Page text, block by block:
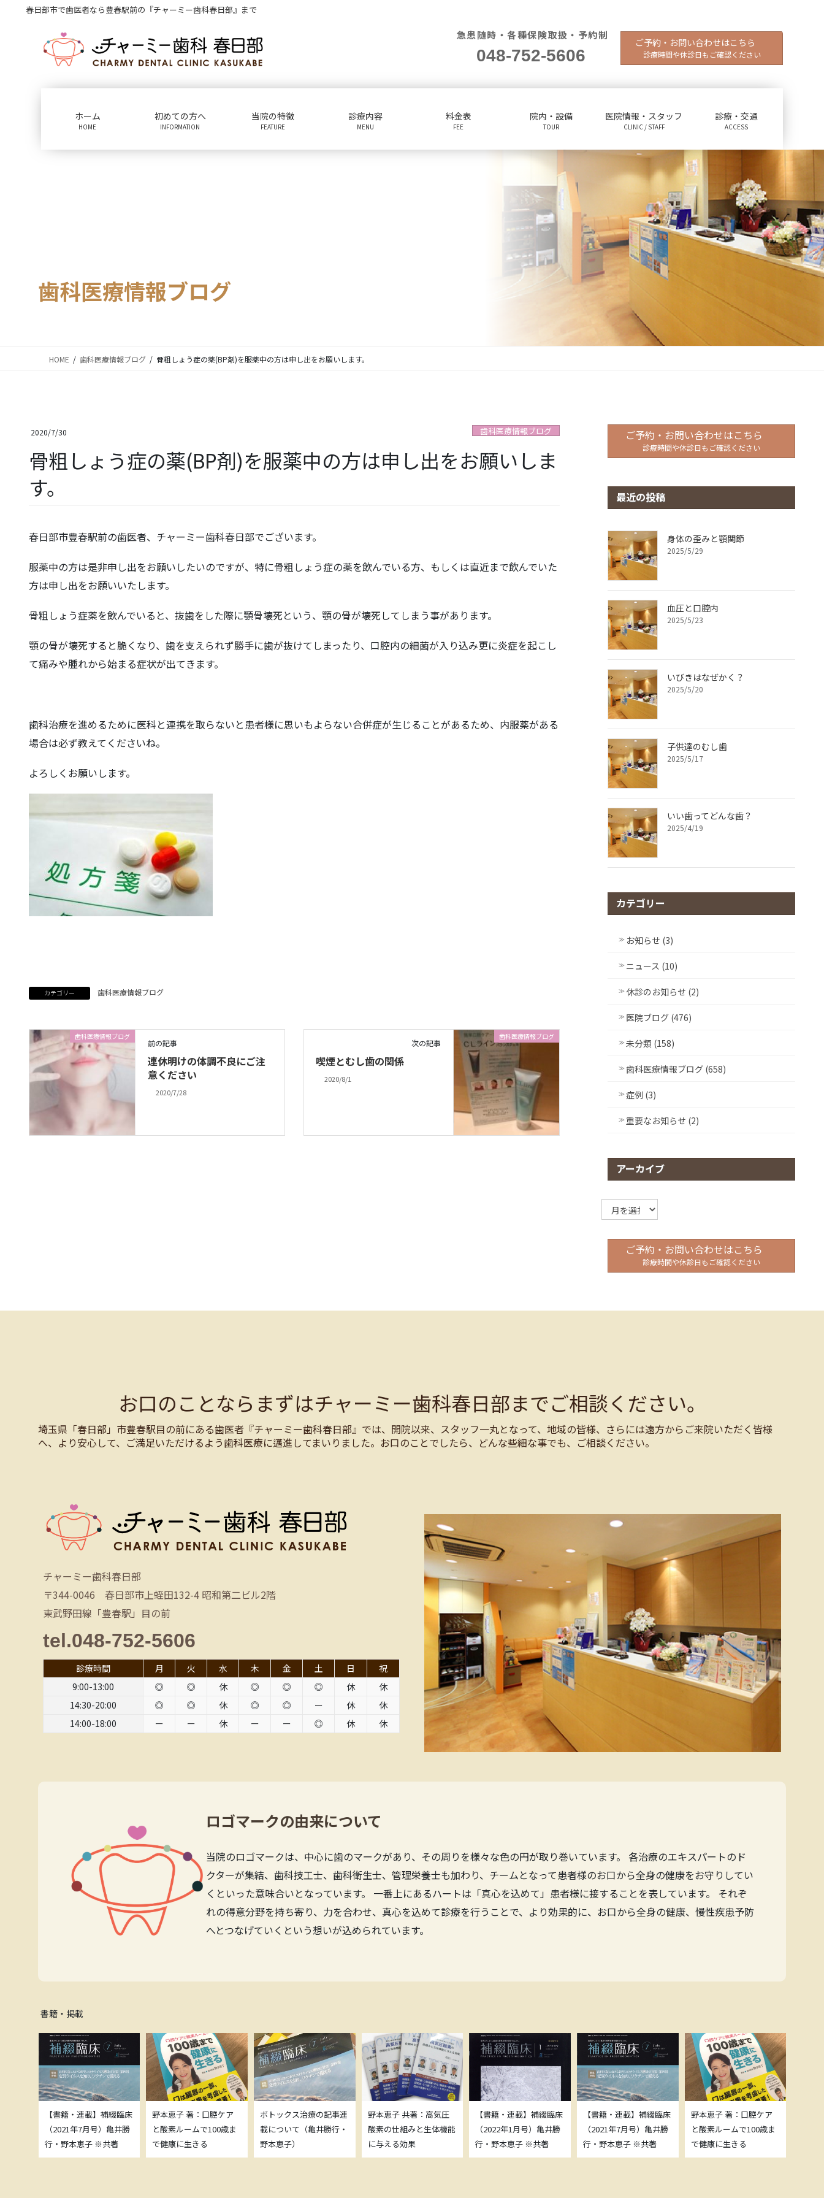
春日部市で歯医者なら豊春駅前の『チャーミー歯科春日部』まで
急患随時・各種保険取扱・予約制
048-752-5606
ご予約・お問い合わせはこちら
診療時間や休診日もご確認ください
ホーム
HOME
初めての方へ
INFORMATION
当院の特徴
FEATURE
診療内容
MENU
料金表
FEE
院内・設備
TOUR
医院情報・スタッフ
CLINIC / STAFF
診療・交通
ACCESS
歯科医療情報ブログ
HOME 歯科医療情報ブログ 骨粗しょう症の薬(BP剤)を服薬中の方は申し出をお願いします。
2020/7/30 歯科医療情報ブログ
骨粗しょう症の薬(BP剤)を服薬中の方は申し出をお願いしま
す。
春日部市豊春駅前の歯医者、チャーミー歯科春日部でございます。
服薬中の方は是非申し出をお願いしたいのですが、特に骨粗しょう症の薬を飲んでいる方、もしくは直近まで飲んでいた
方は申し出をお願いいたします。
骨粗しょう症薬を飲んでいると、抜歯をした際に顎骨壊死という、顎の骨が壊死してしまう事があります。
顎の骨が壊死すると脆くなり、歯を支えられず勝手に歯が抜けてしまったり、口腔内の細菌が入り込み更に炎症を起こし
て痛みや腫れから始まる症状が出てきます。
歯科治療を進めるために医科と連携を取らないと患者様に思いもよらない合併症が生じることがあるため、内服薬がある
場合は必ず教えてくださいね。
よろしくお願いします。
カテゴリー 歯科医療情報ブログ
歯科医療情報ブログ
前の記事
連休明けの体調不良にご注
意ください
2020/7/28
歯科医療情報ブログ
次の記事
喫煙とむし歯の関係
2020/8/1
ご予約・お問い合わせはこちら
診療時間や休診日もご確認ください
最近の投稿
身体の歪みと顎関節
2025/5/29
血圧と口腔内
2025/5/23
いびきはなぜかく？
2025/5/20
子供達のむし歯
2025/5/17
いい歯ってどんな歯？
2025/4/19
カテゴリー
お知らせ (3)
ニュース (10)
休診のお知らせ (2)
医院ブログ (476)
未分類 (158)
歯科医療情報ブログ (658)
症例 (3)
重要なお知らせ (2)
アーカイブ
ア
ー
イ
ご予約・お問い合わせはこちら
診療時間や休診日もご確認ください
お口のことならまずはチャーミー歯科春日部までご相談ください。
埼玉県「春日部」市豊春駅目の前にある歯医者『チャーミー歯科春日部』では、開院以来、スタッフ一丸となって、地域の皆様、さらには遠方からご来院いただく皆様
へ、より安心して、ご満足いただけるよう歯科医療に邁進してまいりました。お口のことでしたら、どんな些細な事でも、ご相談ください。
チャーミー歯科春日部
〒344-0046 春日部市上蛭田132-4 昭和第二ビル2階
東武野田線「豊春駅」目の前
tel.048-752-5606
診療時間 月 火 水 木 金 土 日
祝
9:00-13:00
◎ ◎ 休 ◎ ◎ ◎ 休
休
14:30-20:00
◎ ◎ 休 ◎ ◎ ー 休
休
14:00-18:00
ー ー 休 ー ー ◎ 休 休
ロゴマークの由来について
当院のロゴマークは、中心に歯のマークがあり、その周りを様々な色の円が取り巻いています。 各治療のエキスパートのド
クターが集結、歯科技工士、歯科衛生士、管理栄養士も加わり、チームとなって患者様のお口から全身の健康をお守りしてい
くといった意味合いとなっています。 一番上にあるハートは「真心を込めて」患者様に接することを表しています。 それぞ
れの得意分野を持ち寄り、力を合わせ、真心を込めて診療を行うことで、より効果的に、お口から全身の健康、慢性疾患予防
へとつなげていくという想いが込められています。
書籍・掲載
【書籍・連載】補綴臨床
（2021年7月号）亀井勝
行・野本恵子 ※共著
野本恵子 著：口腔ケア
と酸素ルームで100歳ま
で健康に生きる
ボトックス治療の記事連
載について（亀井勝行・
野本恵子）
野本恵子 共著：高気圧
酸素の仕組みと生体機能
に与える効果
【書籍・連載】補綴臨床
（2022年1月号）亀井勝
行・野本恵子 ※共著
【書籍・連載】補綴臨床
（2021年7月号）亀井勝
行・野本恵子 ※共著
野本恵子 著：口腔ケア
と酸素ルームで100歳ま
で健康に生きる